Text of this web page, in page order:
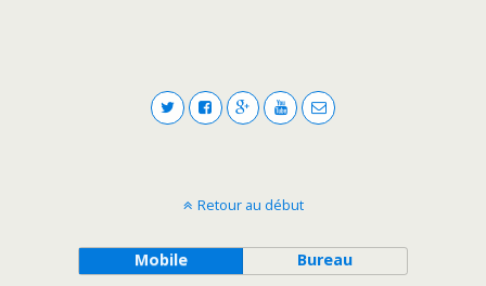
Retour au début
Mobile Bureau